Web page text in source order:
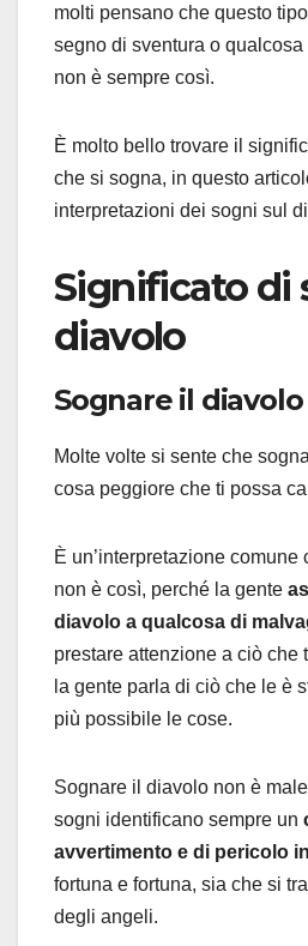
molti pensano che questo
segno di sventura o qualcosa
non è sempre così.
È molto bello trovare il
che si sogna, in questo
interpretazioni dei sogni sul
Significato di
diavolo
Sognare il diavolo
Molte volte si sente che
cosa peggiore che ti possa
È un’interpretazione comune
non è così, perché la gente
diavolo a qualcosa di
prestare attenzione a ciò che
la gente parla di ciò che le è
più possibile le cose.
Sognare il diavolo non è
sogni identificano sempre un
avvertimento e di pericolo
fortuna e fortuna, sia che si
degli angeli.